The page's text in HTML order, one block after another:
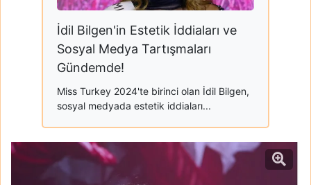
İdil Bilgen'in Estetik İddiaları ve
Sosyal Medya Tartışmaları
Gündemde!
Miss Turkey 2024'te birinci olan İdil Bilgen,
sosyal medyada estetik iddiaları...